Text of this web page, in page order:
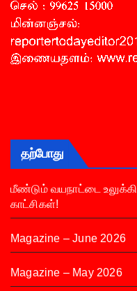
தற்போது
மீண்டும் வயநாட்டை உலுக்கிய
காட்சிகள்!
Magazine – June 2026
Magazine – May 2026